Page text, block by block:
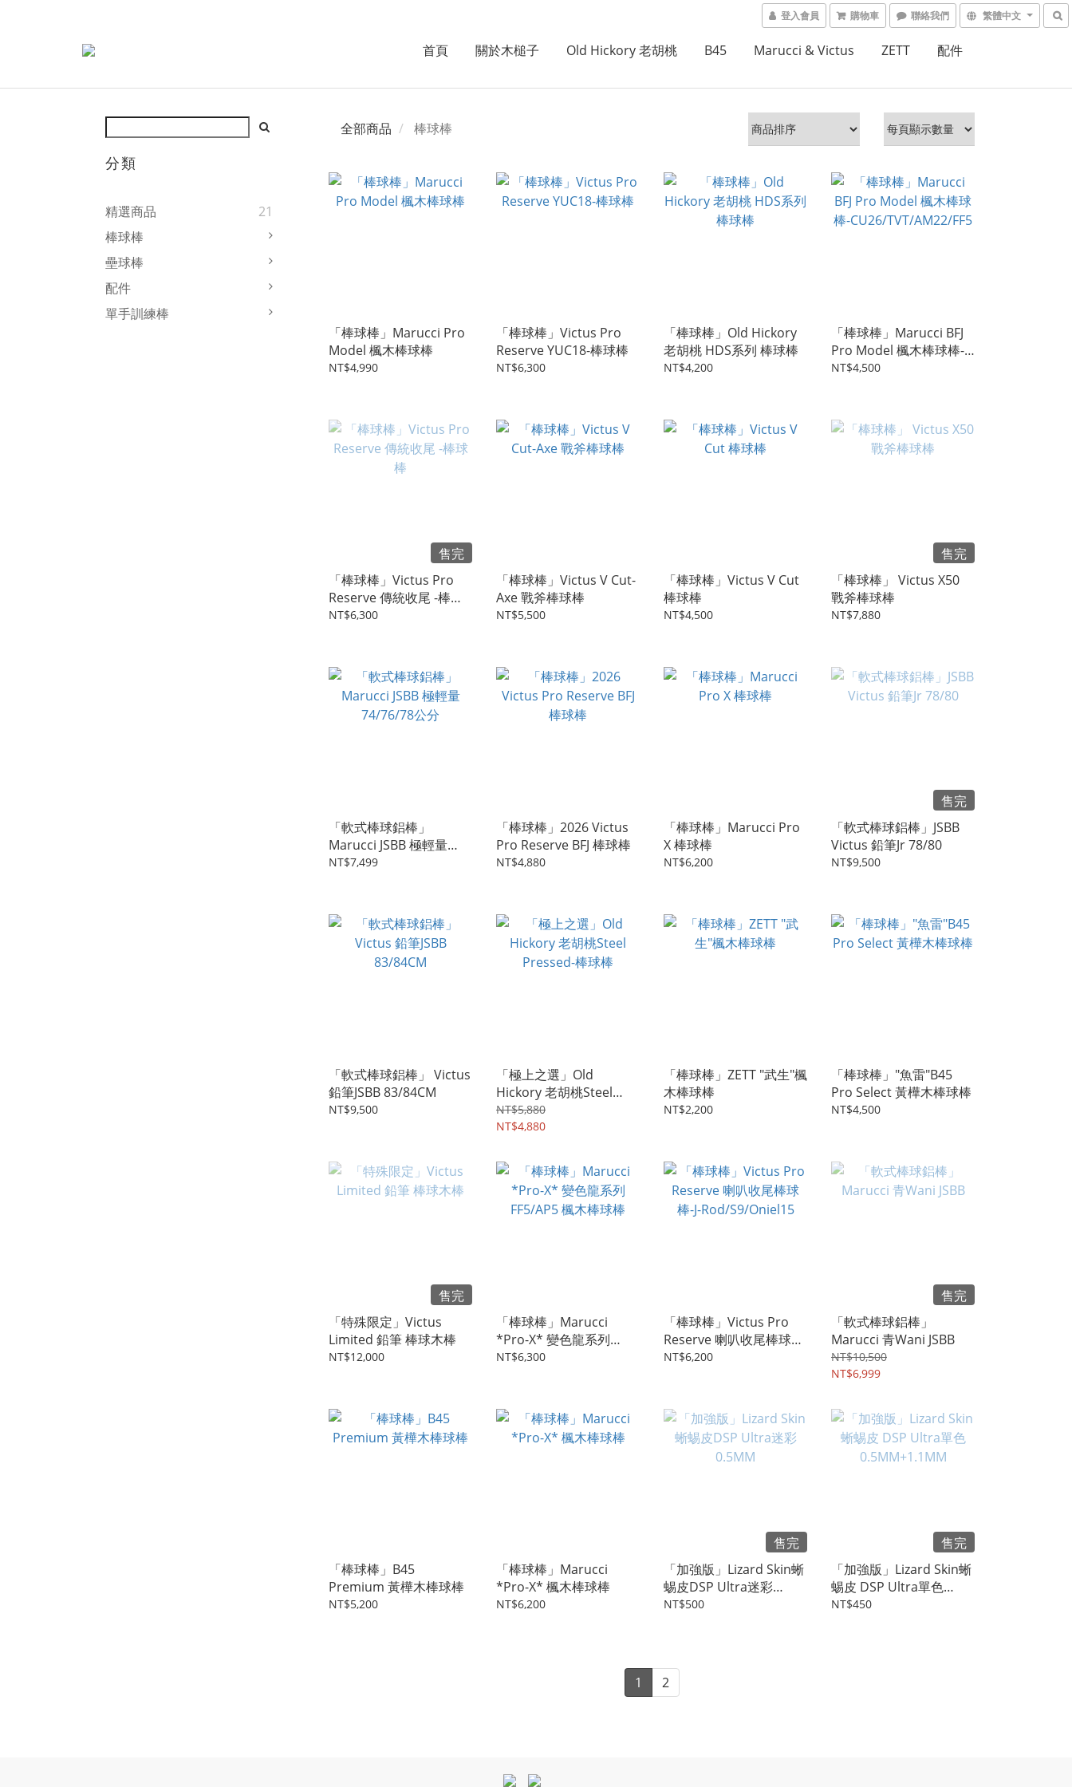
登入會員 購物車 聯絡我們 繁體中文
首頁 關於木槌子 Old Hickory 老胡桃 B45 Marucci & Victus ZETT 配件
分類
精選商品
21
棒球棒
壘球棒
配件
單手訓練棒
全部商品 棒球棒
「棒球棒」Marucci Pro
Model 楓木棒球棒
NT$4,990
「棒球棒」Victus Pro
Reserve YUC18-棒球棒
NT$6,300
「棒球棒」Old Hickory
老胡桃 HDS系列 棒球棒
NT$4,200
「棒球棒」Marucci BFJ
Pro Model 楓木棒球棒-
CU26/TVT/AM22/FF5
NT$4,500
售完
「棒球棒」Victus Pro
Reserve 傳統收尾 -棒球
棒
NT$6,300
「棒球棒」Victus V Cut-
Axe 戰斧棒球棒
NT$5,500
「棒球棒」Victus V Cut
棒球棒
NT$4,500
售完
「棒球棒」 Victus X50
戰斧棒球棒
NT$7,880
「軟式棒球鋁棒」
Marucci JSBB 極輕量
74/76/78公分
NT$7,499
「棒球棒」2026 Victus
Pro Reserve BFJ 棒球棒
NT$4,880
「棒球棒」Marucci Pro
X 棒球棒
NT$6,200
售完
「軟式棒球鋁棒」JSBB
Victus 鉛筆Jr 78/80
NT$9,500
「軟式棒球鋁棒」 Victus
鉛筆JSBB 83/84CM
NT$9,500
「極上之選」Old
Hickory 老胡桃Steel
Pressed-棒球棒
NT$5,880
NT$4,880
「棒球棒」ZETT "武生"楓
木棒球棒
NT$2,200
「棒球棒」"魚雷"B45
Pro Select 黃樺木棒球棒
NT$4,500
售完
「特殊限定」Victus
Limited 鉛筆 棒球木棒
NT$12,000
「棒球棒」Marucci
*Pro-X* 變色龍系列
FF5/AP5 楓木棒球棒
NT$6,300
「棒球棒」Victus Pro
Reserve 喇叭收尾棒球
棒-J-Rod/S9/Oniel15
NT$6,200
售完
「軟式棒球鋁棒」
Marucci 青Wani JSBB
NT$10,500
NT$6,999
「棒球棒」B45
Premium 黃樺木棒球棒
NT$5,200
「棒球棒」Marucci
*Pro-X* 楓木棒球棒
NT$6,200
售完
「加強版」Lizard Skin蜥
蜴皮DSP Ultra迷彩
0.5MM
NT$500
售完
「加強版」Lizard Skin蜥
蜴皮 DSP Ultra單色
0.5MM+1.1MM
NT$450
1 2